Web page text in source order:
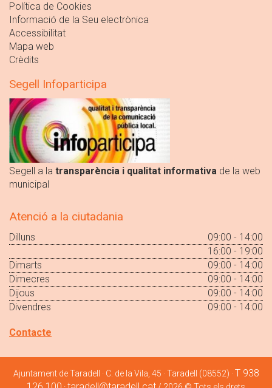
Política de Cookies
Informació de la Seu electrònica
Accessibilitat
Mapa web
Crèdits
Segell Infoparticipa
Segell a la transparència i qualitat informativa de la web
municipal
Atenció a la ciutadania
Dilluns
09:00 - 14:00
16:00 - 19:00
Dimarts
09:00 - 14:00
Dimecres
09:00 - 14:00
Dijous
09:00 - 14:00
Divendres
09:00 - 14:00
Contacte
Ajuntament de Taradell · C. de la Vila, 45 · Taradell (08552) ·T 938